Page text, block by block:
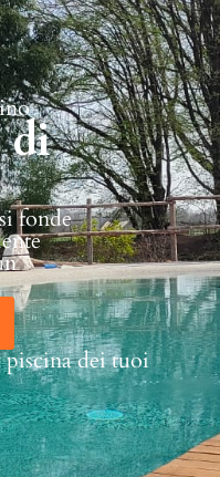
di
fonde
piscina dei tuoi